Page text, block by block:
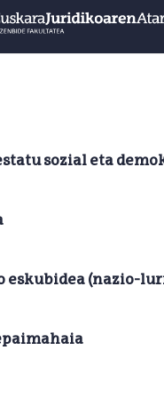
sozial eta
eskubidea (nazio-